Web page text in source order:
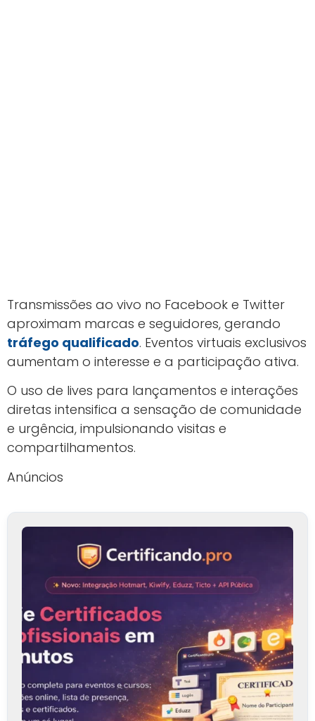
Transmissões ao vivo no Facebook e Twitter
aproximam marcas e seguidores, gerando
tráfego qualificado. Eventos virtuais exclusivos
aumentam o interesse e a participação ativa.
O uso de lives para lançamentos e interações
diretas intensifica a sensação de comunidade
e urgência, impulsionando visitas e
compartilhamentos.
Anúncios